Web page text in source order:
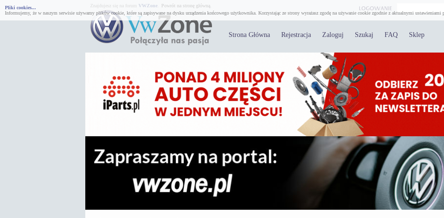
Pliki cookies...
Informujemy, że w naszym serwisie używamy plików cookie, które są zapisywane na dysku urządzenia końcowego użytkownika. Korzystając ze strony wyrażasz zgodę na używanie cookie zgodnie z aktualnymi ustawieniami
Znajdujesz się na forum VWZone. Powrót na stronę główną.
Strona Główna Rejestracja Zaloguj Szukaj FAQ Sklep